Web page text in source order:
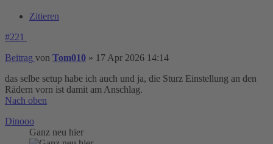
Zitieren
#221
Beitrag von Tom010 » 17 Apr 2026 14:14
das selbe setup habe ich auch und ja, die Sturz Einstellung an den
Rädern vorn ist damit am Anschlag.
Nach oben
Dinooo
Ganz neu hier